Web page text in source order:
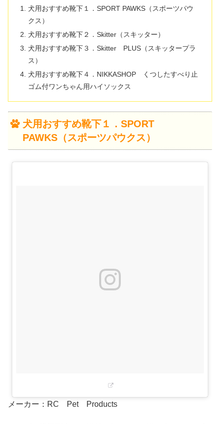
犬用おすすめ靴下１．SPORT PAWKS（スポーツパウ
クス）
犬用おすすめ靴下２．Skitter（スキッター）
犬用おすすめ靴下３．Skitter PLUS（スキッタープラ
ス）
犬用おすすめ靴下４．NIKKASHOP くつしたすべり止
ゴム付ワンちゃん用ハイソックス
犬用おすすめ靴下１．SPORT
PAWKS（スポーツパウクス）
メーカー：RC Pet Products